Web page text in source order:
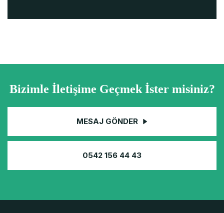
Bizimle İletişime Geçmek İster misiniz?
MESAJ GÖNDER
0542 156 44 43